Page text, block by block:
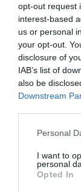
opt-out request
interest-based
us or personal
your opt-out.
disclosure of
IAB’s list of
also be
Downstream
Personal
I want to
personal
Opted In
Índex2P
través deeste
Añadir
de forma
Mantente
Compartir